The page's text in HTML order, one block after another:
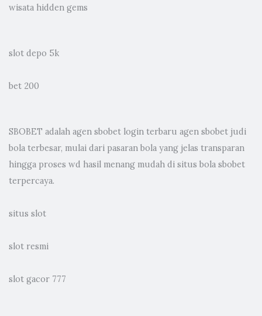
wisata hidden gems
slot depo 5k
bet 200
SBOBET adalah agen sbobet login terbaru agen sbobet judi
bola terbesar, mulai dari pasaran bola yang jelas transparan
hingga proses wd hasil menang mudah di situs bola sbobet
terpercaya.
situs slot
slot resmi
slot gacor 777